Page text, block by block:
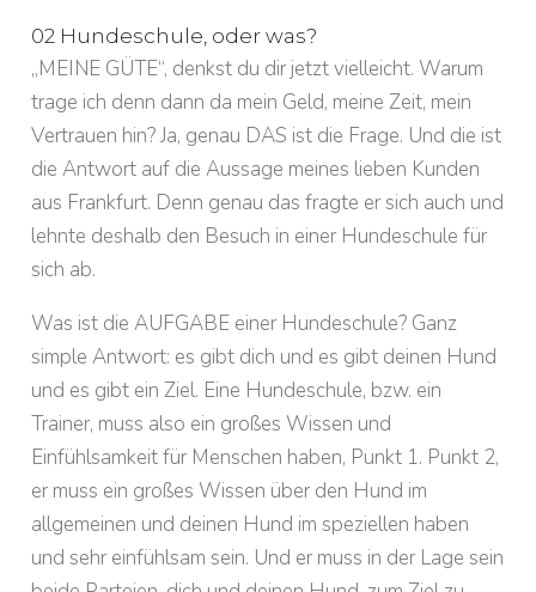
02 Hundeschule, oder was?
„MEINE GÜTE“, denkst du dir jetzt vielleicht. Warum
trage ich denn dann da mein Geld, meine Zeit, mein
Vertrauen hin? Ja, genau DAS ist die Frage. Und die ist
die Antwort auf die Aussage meines lieben Kunden
aus Frankfurt. Denn genau das fragte er sich auch und
lehnte deshalb den Besuch in einer Hundeschule für
sich ab.
Was ist die AUFGABE einer Hundeschule? Ganz
simple Antwort: es gibt dich und es gibt deinen Hund
und es gibt ein Ziel. Eine Hundeschule, bzw. ein
Trainer, muss also ein großes Wissen und
Einfühlsamkeit für Menschen haben, Punkt 1. Punkt 2,
er muss ein großes Wissen über den Hund im
allgemeinen und deinen Hund im speziellen haben
und sehr einfühlsam sein. Und er muss in der Lage sein